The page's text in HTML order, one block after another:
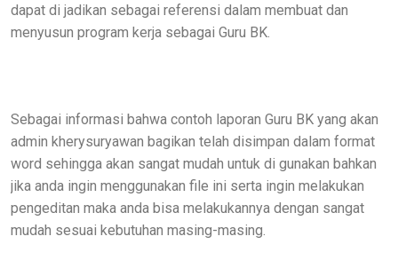
dapat di jadikan sebagai referensi dalam membuat dan
menyusun program kerja sebagai Guru BK.
Sebagai informasi bahwa contoh laporan Guru BK yang akan
admin kherysuryawan bagikan telah disimpan dalam format
word sehingga akan sangat mudah untuk di gunakan bahkan
jika anda ingin menggunakan file ini serta ingin melakukan
pengeditan maka anda bisa melakukannya dengan sangat
mudah sesuai kebutuhan masing-masing.